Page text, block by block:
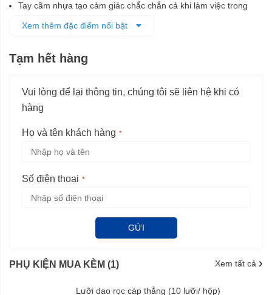
Tay cầm nhựa tạo cảm giác chắc chắn cả khi làm việc trong
Có khả năng chịu lực, chịu nhiệt cao, tăng tuổi thọ sản phẩm và
Xem thêm đặc điểm nổi bật
Tạm hết hàng
Vui lòng để lại thông tin, chúng tôi sẽ liên hệ khi có
hàng
Họ và tên khách hàng
Số điện thoại
GỬI
PHỤ KIỆN MUA KÈM (1) Xem tất cả
Lưỡi dao rọc cáp thẳng (10 lưỡi/ hộp)